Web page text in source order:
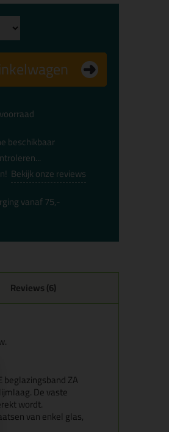
beschikbaar
Bekijk onze reviews
vanaf 75,-
Reviews (6)
beglazingsband ZA
De vaste
wordt.
van enkel glas,